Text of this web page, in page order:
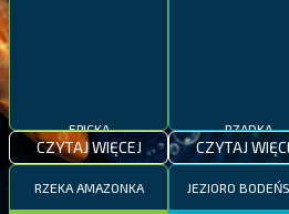
CZYTAJ WIĘCEJ CZYTAJ
RZEKA AMAZONKA JEZIORO